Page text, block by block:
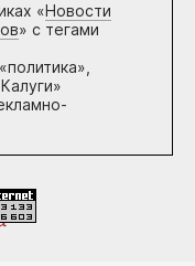
«Новости
» с тегами